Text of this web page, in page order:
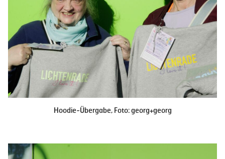
Hoodie-Übergabe, Foto: georg+georg